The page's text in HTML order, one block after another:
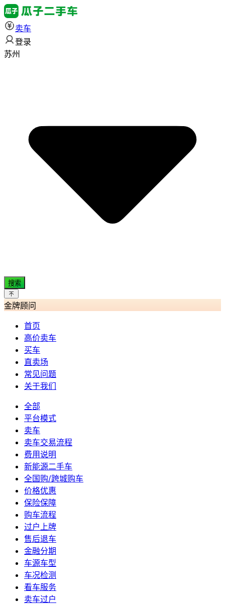
卖车
登录
苏州
搜索
金牌顾问
首页
高价卖车
买车
直卖场
常见问题
关于我们
全部
平台模式
卖车
卖车交易流程
费用说明
新能源二手车
全国购/跨城购车
价格优惠
保险保障
购车流程
过户上牌
售后退车
金融分期
车源车型
车况检测
看车服务
卖车过户